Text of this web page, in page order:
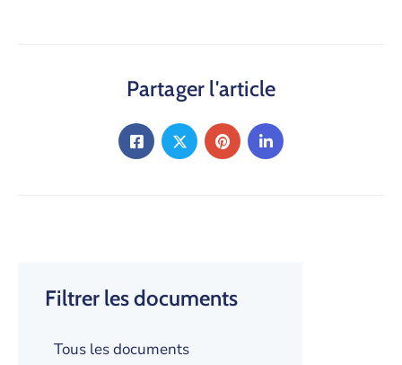
Filtrer les documents
Tous les documents
Partager l'article